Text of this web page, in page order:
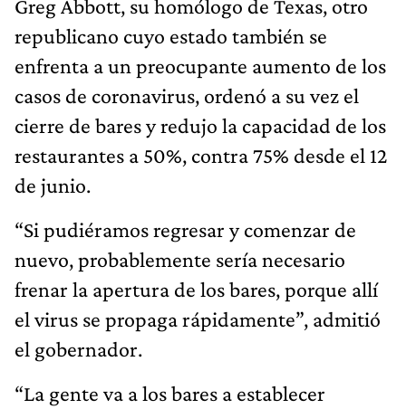
Greg Abbott, su homólogo de Texas, otro
republicano cuyo estado también se
enfrenta a un preocupante aumento de los
casos de coronavirus, ordenó a su vez el
cierre de bares y redujo la capacidad de los
restaurantes a 50%, contra 75% desde el 12
de junio.
“Si pudiéramos regresar y comenzar de
nuevo, probablemente sería necesario
frenar la apertura de los bares, porque allí
el virus se propaga rápidamente”, admitió
el gobernador.
“La gente va a los bares a establecer